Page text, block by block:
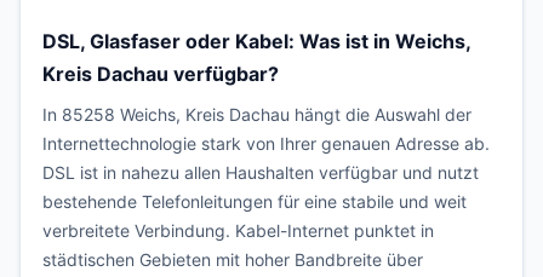
DSL, Glasfaser oder Kabel: Was ist in Weichs,
Kreis Dachau verfügbar?
In 85258 Weichs, Kreis Dachau hängt die Auswahl der
Internettechnologie stark von Ihrer genauen Adresse ab.
DSL ist in nahezu allen Haushalten verfügbar und nutzt
bestehende Telefonleitungen für eine stabile und weit
verbreitete Verbindung. Kabel-Internet punktet in
städtischen Gebieten mit hoher Bandbreite über